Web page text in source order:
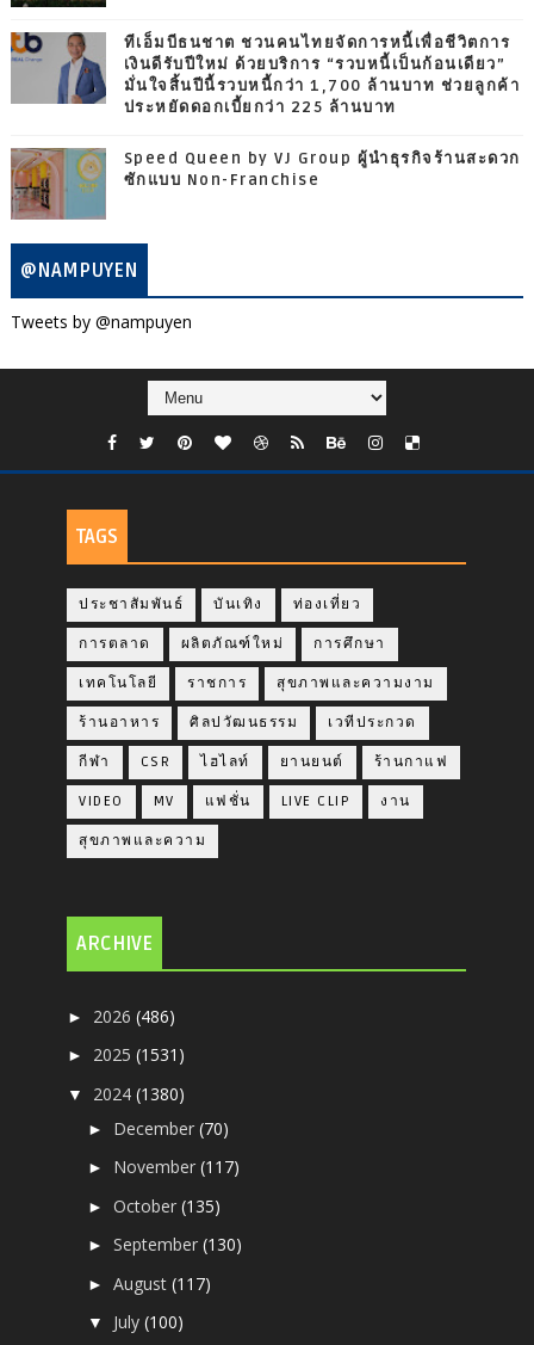
ทีเอ็มบีธนชาต ชวนคนไทยจัดการหนี้เพื่อชีวิตการ
เงินดีรับปีใหม่ ด้วยบริการ “รวบหนี้เป็นก้อนเดียว”
มั่นใจสิ้นปีนี้รวบหนี้กว่า 1,700 ล้านบาท ช่วยลูกค้า
ประหยัดดอกเบี้ยกว่า 225 ล้านบาท
Speed Queen by VJ Group ผู้นำธุรกิจร้านสะดวก
ซักแบบ Non-Franchise
@NAMPUYEN
Tweets by @nampuyen
TAGS
ประชาสัมพันธ์ บันเทิง ท่องเที่ยว
การตลาด ผลิตภัณฑ์ใหม่ การศึกษา
เทคโนโลยี ราชการ สุขภาพและความงาม
ร้านอาหาร ศิลปวัฒนธรรม เวทีประกวด
กีฬา CSR ไฮไลท์ ยานยนต์ ร้านกาแฟ
VIDEO MV แฟชั่น LIVE CLIP งาน
สุขภาพและความ
ARCHIVE
► 2026(486)
► 2025(1531)
▼ 2024(1380)
► December(70)
► November(117)
►October(135)
►September(130)
►August(117)
▼ July(100)